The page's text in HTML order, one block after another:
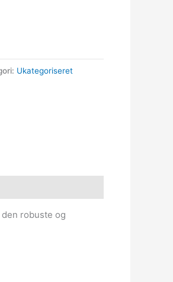
Ukategoriseret
robuste og